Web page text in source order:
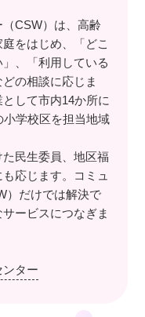
CSW）は、高齢
をはじめ、「どこ
、「利用している
の相談に応じま
して市内14か所に
学校区を担当地域
民生委員、地区福
応じます。コミュ
）だけでは解決で
ービスにつなぎま
ター